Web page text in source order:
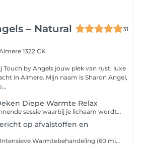
– Natural
31
1322 CK
naam is Sharon Angel,
Diepe Warmte Relax
Een heerlijke, ontspannende sessie waarbij je lichaam wordt omhuld door diepwerkende infraroodwarmte. Deze intensieve warmte stimuleert diepe ontspanning, verbetert de doorbloeding en ondersteunt het natuurlijke detoxproces. Daarnaast bevordert het spierherstel, activeert het metabolisme en is het een perfecte behandeling voor zowel wellness als body-shape ondersteuning.
op afvalstoffen en
Detox Infrared Wrap Intensieve Warmtebehandeling (60 min) ( inclusief pakking) Een intensieve warmtebehandeling die helpt bij het afvoeren van afvalstoffen, het verbeteren van de stofwisseling en het verlichten van spierspanning. Ideaal als losse sessie of als kuur.